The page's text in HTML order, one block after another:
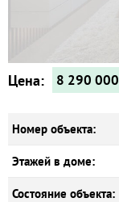
Цена: 8 290 000
Номер объекта:
Этажей в доме:
Состояние объекта: